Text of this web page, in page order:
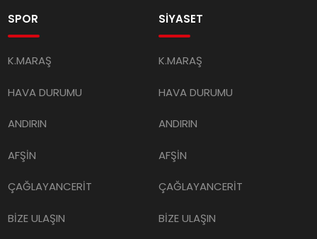
SPOR
K.MARAŞ
HAVA DURUMU
ANDIRIN
AFŞİN
ÇAĞLAYANCERİT
BİZE ULAŞIN
SİYASET
K.MARAŞ
HAVA DURUMU
ANDIRIN
AFŞİN
ÇAĞLAYANCERİT
BİZE ULAŞIN